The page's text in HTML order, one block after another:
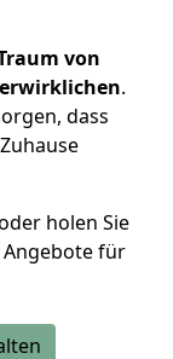
von
.
dass
holen Sie
für